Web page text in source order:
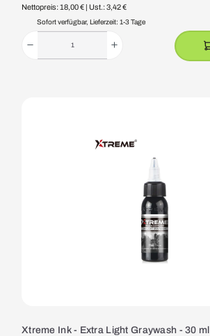
Nettopreis: 18,00 € | Ust.: 3,42 €
Sofort verfügbar, Lieferzeit: 1-3 Tage
Xtreme Ink - Extra Light Graywash - 30 ml